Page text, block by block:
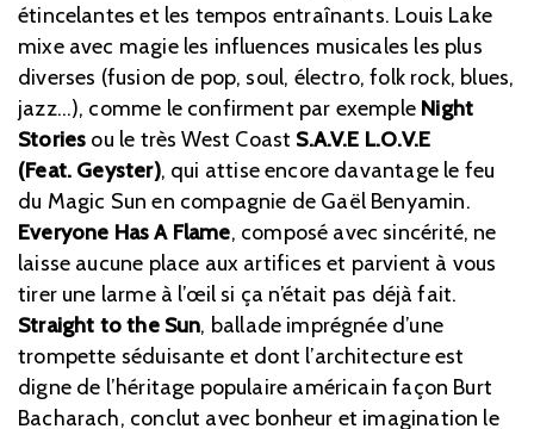
étincelantes et les tempos entraînants. Louis Lake
mixe avec magie les influences musicales les plus
diverses (fusion de pop, soul, électro, folk rock, blues,
jazz…), comme le confirment par exemple Night
Stories ou le très West Coast S.A.V.E L.O.V.E
(Feat. Geyster), qui attise encore davantage le feu
du Magic Sun en compagnie de Gaël Benyamin.
Everyone Has A Flame, composé avec sincérité, ne
laisse aucune place aux artifices et parvient à vous
tirer une larme à l’œil si ça n’était pas déjà fait.
Straight to the Sun, ballade imprégnée d’une
trompette séduisante et dont l’architecture est
digne de l’héritage populaire américain façon Burt
Bacharach, conclut avec bonheur et imagination le